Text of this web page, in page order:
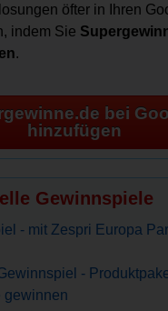
öfter in Ihren
indem Sie
.
bei
hinzufügen
Gewinnspiele
- mit Zespri Europa
-
gewinnen